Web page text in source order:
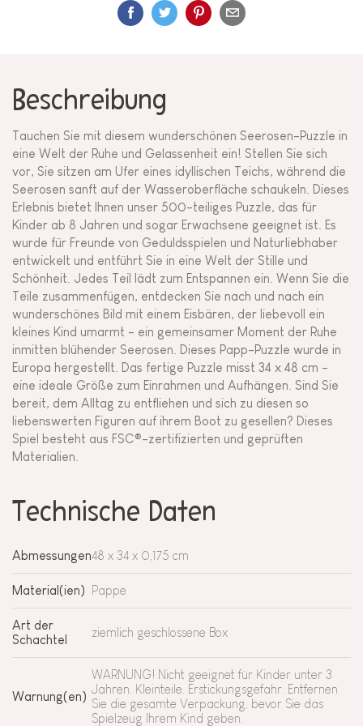
Beschreibung
Tauchen Sie mit diesem wunderschönen Seerosen-Puzzle in
eine Welt der Ruhe und Gelassenheit ein! Stellen Sie sich
vor, Sie sitzen am Ufer eines idyllischen Teichs, während die
Seerosen sanft auf der Wasseroberfläche schaukeln. Dieses
Erlebnis bietet Ihnen unser 500-teiliges Puzzle, das für
Kinder ab 8 Jahren und sogar Erwachsene geeignet ist. Es
wurde für Freunde von Geduldsspielen und Naturliebhaber
entwickelt und entführt Sie in eine Welt der Stille und
Schönheit. Jedes Teil lädt zum Entspannen ein. Wenn Sie die
Teile zusammenfügen, entdecken Sie nach und nach ein
wunderschönes Bild mit einem Eisbären, der liebevoll ein
kleines Kind umarmt - ein gemeinsamer Moment der Ruhe
inmitten blühender Seerosen. Dieses Papp-Puzzle wurde in
Europa hergestellt. Das fertige Puzzle misst 34 x 48 cm -
eine ideale Größe zum Einrahmen und Aufhängen. Sind Sie
bereit, dem Alltag zu entfliehen und sich zu diesen so
liebenswerten Figuren auf ihrem Boot zu gesellen? Dieses
Spiel besteht aus FSC®-zertifizierten und geprüften
Materialien.
Technische Daten
Abmessungen48 x 34 x 0,175 cm
Material(ien) Pappe
Art der
Schachtel
ziemlich geschlossene Box
Warnung(en)
WARNUNG! Nicht geeignet für Kinder unter 3
Jahren. Kleinteile. Erstickungsgefahr. Entfernen
Sie die gesamte Verpackung, bevor Sie das
Spielzeug Ihrem Kind geben.